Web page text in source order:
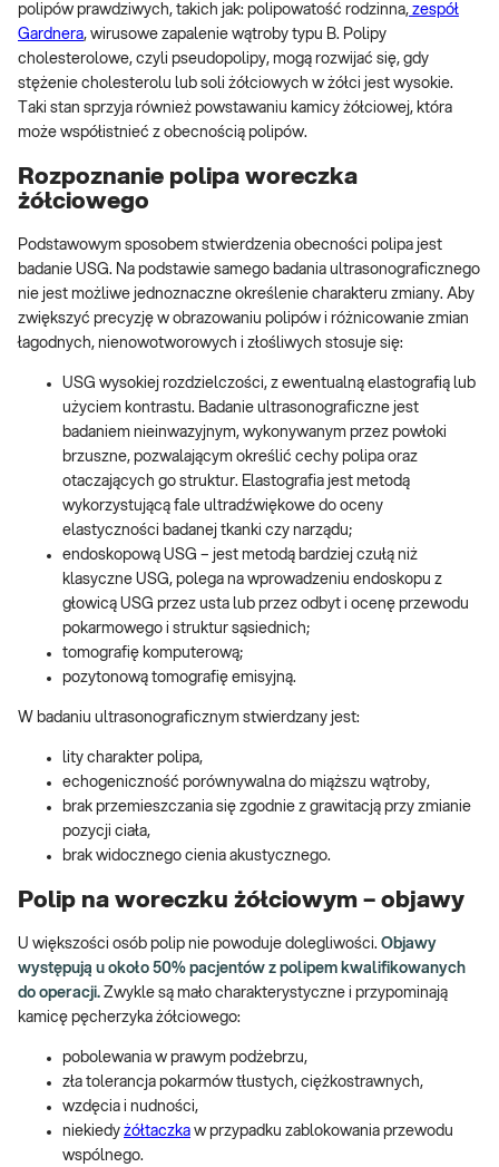
polipów prawdziwych, takich jak: polipowatość rodzinna, zespół
Gardnera, wirusowe zapalenie wątroby typu B. Polipy
cholesterolowe, czyli pseudopolipy, mogą rozwijać się, gdy
stężenie cholesterolu lub soli żółciowych w żółci jest wysokie.
Taki stan sprzyja również powstawaniu kamicy żółciowej, która
może współistnieć z obecnością polipów.
Rozpoznanie polipa woreczka
żółciowego
Podstawowym sposobem stwierdzenia obecności polipa jest
badanie USG. Na podstawie samego badania ultrasonograficznego
nie jest możliwe jednoznaczne określenie charakteru zmiany. Aby
zwiększyć precyzję w obrazowaniu polipów i różnicowanie zmian
łagodnych, nienowotworowych i złośliwych stosuje się:
USG wysokiej rozdzielczości, z ewentualną elastografią lub
użyciem kontrastu. Badanie ultrasonograficzne jest
badaniem nieinwazyjnym, wykonywanym przez powłoki
brzuszne, pozwalającym określić cechy polipa oraz
otaczających go struktur. Elastografia jest metodą
wykorzystującą fale ultradźwiękowe do oceny
elastyczności badanej tkanki czy narządu;
endoskopową USG – jest metodą bardziej czułą niż
klasyczne USG, polega na wprowadzeniu endoskopu z
głowicą USG przez usta lub przez odbyt i ocenę przewodu
pokarmowego i struktur sąsiednich;
tomografię komputerową;
pozytonową tomografię emisyjną.
W badaniu ultrasonograficznym stwierdzany jest:
lity charakter polipa,
echogeniczność porównywalna do miąższu wątroby,
brak przemieszczania się zgodnie z grawitacją przy zmianie
pozycji ciała,
brak widocznego cienia akustycznego.
Polip na woreczku żółciowym – objawy
U większości osób polip nie powoduje dolegliwości. Objawy
występują u około 50% pacjentów z polipem kwalifikowanych
do operacji. Zwykle są mało charakterystyczne i przypominają
kamicę pęcherzyka żółciowego:
pobolewania w prawym podżebrzu,
zła tolerancja pokarmów tłustych, ciężkostrawnych,
wzdęcia i nudności,
niekiedy żółtaczka w przypadku zablokowania przewodu
wspólnego.